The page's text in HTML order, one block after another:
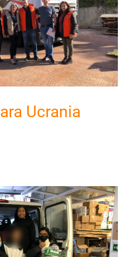
Ucrania